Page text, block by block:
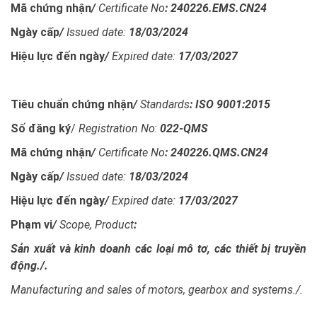
Mã chứng nhận/ Certificate No: 240226.EMS.CN24
Ngày cấp/Issued date: 18/03/2024
Hiệu lực đến ngày/Expired date: 17/03/2027
Tiêu chuẩn chứng nhận/Standards: ISO 9001:2015
Số đăng ký/ Registration No: 022-QMS
Mã chứng nhận/ Certificate No: 240226.QMS.CN24
Ngày cấp/Issued date: 18/03/2024
Hiệu lực đến ngày/Expired date: 17/03/2027
Phạm vi/Scope, Product:
Sản xuất và kinh doanh các loại mô tơ, các thiết bị truyền
động./.
Manufacturing and sales of motors, gearbox and systems./.